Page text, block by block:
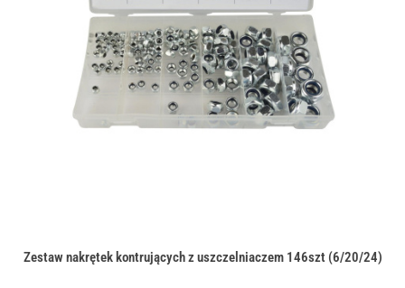
Zestaw nakrętek kontrujących z uszczelniaczem 146szt (6/20/24)